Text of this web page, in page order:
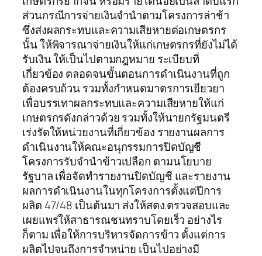
ส่วนกรณีการจ่ายเงินจำนำตามโครงการล่าช้า
ซึ่งส่งผลกระทบและความเสียหายต่อเกษตรกร
นั้น ให้พิจารณาจ่ายเงินให้แก่เกษตรกรที่ยังไม่ได้
รับเงิน ให้เป็นไปตามกฎหมาย ระเบียบที่
เกี่ยวข้อง ตลอดจนขั้นตอนการดำเนินงานที่ถูก
ต้องครบถ้วน รวมทั้งกำหนดมาตรการเยียวยา
เพื่อบรรเทาผลกระทบและความเสียหายให้แก่
เกษตรกรดังกล่าวด้วย รวมทั้งให้นายกรัฐมนตรี
เร่งรัดให้หน่วยงานที่เกี่ยวข้อง รายงานผลการ
ดำเนินงานให้คณะอนุกรรมการปิดบัญชี
โครงการรับจำนำข้าวเปลือก ตามนโยบาย
รัฐบาล เพื่อจัดทำรายงานปิดบัญชี และรายงาน
ผลการดำเนินงานในทุกโครงการตั้งแต่ปีการ
ผลิต 47/48 เป็นต้นมา ส่งให้สตง.ตรวจสอบและ
เผยแพร่ให้สาธารณชนทราบโดยเร็ว อย่างไร
ก็ตาม เพื่อให้การบริหารจัดการข้าว ตั้งแต่การ
ผลิตไปจนถึงการจำหน่าย เป็นไปอย่างมี